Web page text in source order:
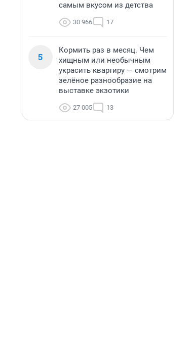
самым вкусом из детства
30 966 17
5
Кормить раз в месяц. Чем
хищным или необычным
украсить квартиру — смотрим
зелёное разнообразие на
выставке экзотики
27 005 13